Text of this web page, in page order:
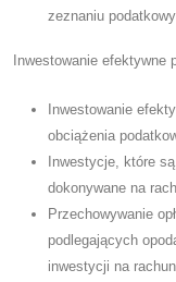
zeznaniu
Inwestowanie efektywne
Inwestowanie
obciążenia
Inwestycje, które
dokonywane na
Przechowywanie
podlegających
inwestycji na